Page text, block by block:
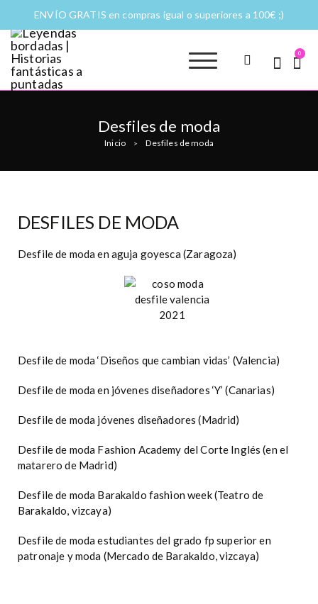
ENVÍO GRATIS en compras igual o superiores a 100€ ;)
0
Desfiles de moda
Inicio > Desfiles de moda
DESFILES DE MODA
Desfile de moda en aguja goyesca (Zaragoza)
Desfile de moda ‘Diseños que cambian vidas’ (Valencia)
Desfile de moda en jóvenes diseñadores ‘Y’ (Canarias)
Desfile de moda jóvenes diseñadores (Madrid)
Desfile de moda Fashion Academy del Corte Inglés (en el
matarero de Madrid)
Desfile de moda Barakaldo fashion week (Teatro de
Barakaldo, vizcaya)
Desfile de moda estudiantes del grado fp superior en
patronaje y moda (Mercado de Barakaldo, vizcaya)